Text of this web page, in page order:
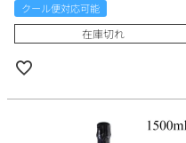
クール便対応可能
在庫切れ